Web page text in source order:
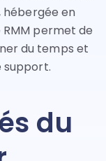
hébergée en
permet de
du temps et
support.
du